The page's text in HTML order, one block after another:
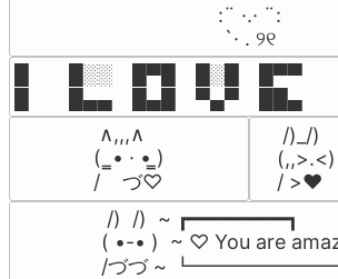
⠀:¨ ·.· ¨:⠀
⠀ `· . ୨୧⠀
█  █░░ █▀█ █░█ █▀▀
█  █▄▄ █▄█ ▀▄▀ ██▄
∧,,,∧
(  ̳• · • ̳)
/    づ♡
/)_/)
/ >❤️
/)  /)  ~ ┏━━━━━━━━┓
( •-• )  ~ ♡ You are
/づづ ~